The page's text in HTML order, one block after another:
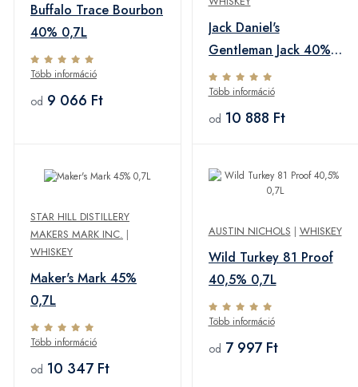
Buffalo Trace Bourbon
40% 0,7L
Több információ
od 9 066 Ft
Jack Daniel's
Gentleman Jack 40%
0,7L
Több információ
od 10 888 Ft
STAR HILL DISTILLERY
MAKERS MARK INC. |
WHISKEY
Maker's Mark 45%
0,7L
Több információ
od 10 347 Ft
AUSTIN NICHOLS | WHISKEY
Wild Turkey 81 Proof
40,5% 0,7L
Több információ
od 7 997 Ft